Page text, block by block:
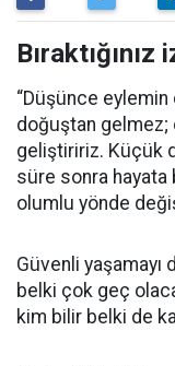
“Düşünce
doğuştan gelmez;
geliştiririz. Küçük
süre sonra hayata
olumlu yönde
Güvenli
belki çok geç
kim bilir belki de